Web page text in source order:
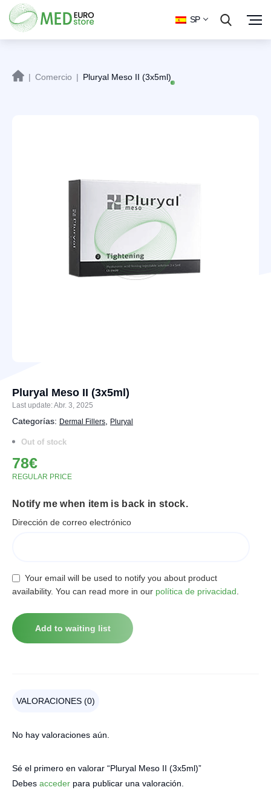
SP
| Comercio | Pluryal Meso II (3x5ml)
Pluryal Meso II (3x5ml)
Last update: Abr. 3, 2025
Categorías: Dermal Fillers Pluryal
Out of stock
78€
REGULAR PRICE
Notify me when item is back in stock.
Dirección de correo electrónico
Your email will be used to notify you about product
availability. You can read more in our política de privacidad
VALORACIONES (0)
No hay valoraciones aún.
Sé el primero en valorar “Pluryal Meso II (3x5ml)”
Debes acceder para publicar una valoración.